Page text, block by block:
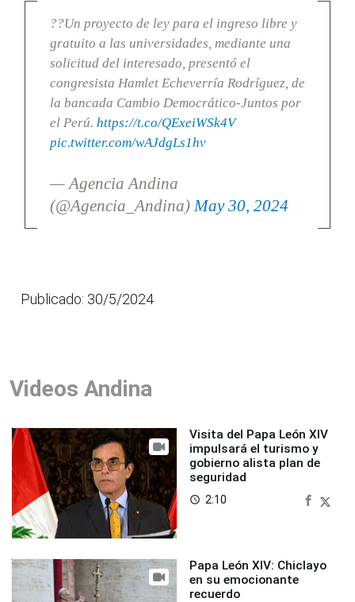
??Un proyecto de ley para el ingreso libre y
gratuito a las universidades, mediante una
solicitud del interesado, presentó el
congresista Hamlet Echeverría Rodríguez, de
la bancada Cambio Democrático-Juntos por
el Perú. https://t.co/QExeiWSk4V
pic.twitter.com/wAJdgLs1hv
— Agencia Andina
(@Agencia_Andina) May 30, 2024
Publicado: 30/5/2024
Videos Andina
Visita del Papa León XIV
impulsará el turismo y
gobierno alista plan de
seguridad
access_time 2:10
Papa León XIV: Chiclayo
en su emocionante
recuerdo